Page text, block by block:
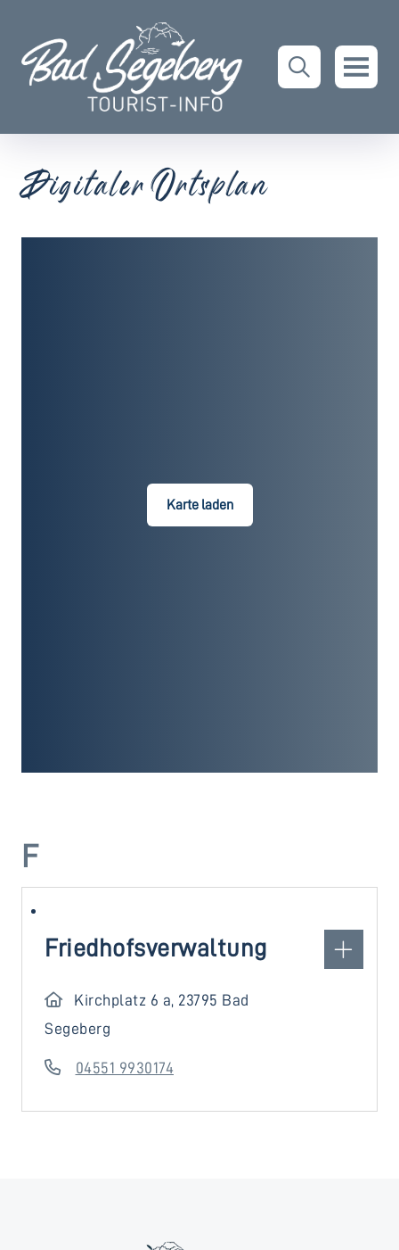
Digitaler Ortsplan
Karte laden
F
Friedhofsverwaltung
Kirchplatz 6 a, 23795 Bad
Segeberg
04551 9930174